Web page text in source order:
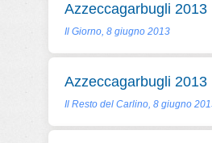
Azzeccagarbugli 2013
Il Giorno, 8 giugno 2013
Azzeccagarbugli 2013
Il Resto del Carlino, 8 giugno